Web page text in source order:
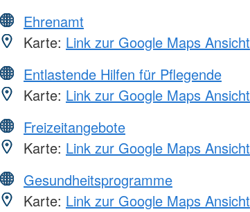
Ehrenamt
Karte: Link zur Google Maps Ansicht
Entlastende Hilfen für Pflegende
Karte: Link zur Google Maps Ansicht
Freizeitangebote
Karte: Link zur Google Maps Ansicht
Gesundheitsprogramme
Karte: Link zur Google Maps Ansicht